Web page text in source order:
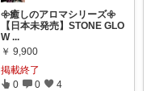
𖧷癒しのアロマシリーズ𖧷
【日本未発売】STONE GLO
W ...
￥ 9,900
掲載終了
0 0 4